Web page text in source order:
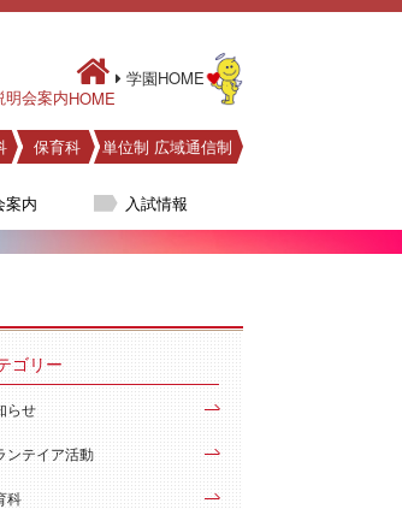
明会案内HOME
学園HOME
保育科 単位制 広域通信制
案内 入試情報
ゴリー
らせ
ンテイア活動
科